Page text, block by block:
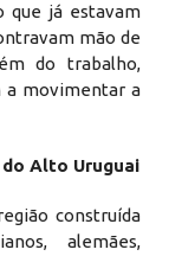
que já estavam
mão de
do trabalho,
a movimentar a
Alto Uruguai
construída
alemães,